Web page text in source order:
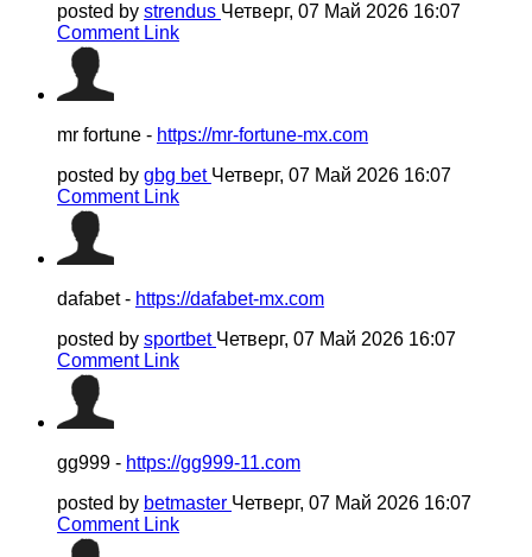
posted by strendus Четверг, 07 Май 2026 16:07
Comment Link
mr fortune - https://mr-fortune-mx.com
posted by gbg bet Четверг, 07 Май 2026 16:07
Comment Link
dafabet - https://dafabet-mx.com
posted by sportbet Четверг, 07 Май 2026 16:07
Comment Link
gg999 - https://gg999-11.com
posted by betmaster Четверг, 07 Май 2026 16:07
Comment Link